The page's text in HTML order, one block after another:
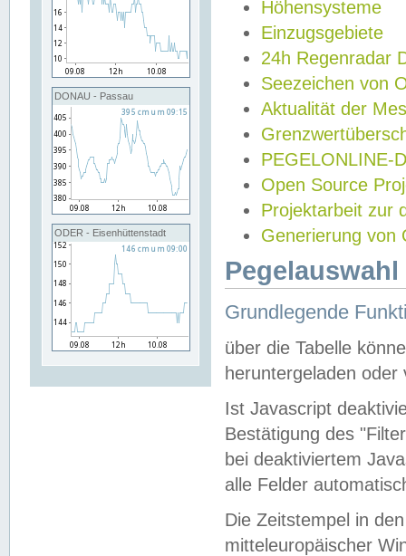
DONAU - Passau
ODER - Eisenhüttenstadt
Höhensysteme
Einzugsgebiete
24h Regenradar
Seezeichen von
Aktualität der
PEGELONLINE-
Open Source
Projektarbeit zur
Generierung von
Grundlegende
über die Tabelle
heruntergeladen oder
Ist Javascript
Bestätigung des
bei deaktiviertem
alle Felder
Die Zeitstempel in
mitteleuropäischer